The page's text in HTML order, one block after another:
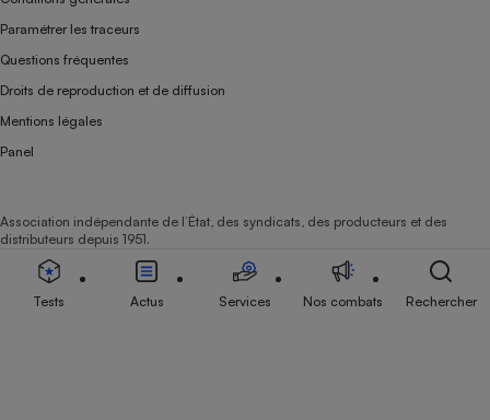
Paramétrer les traceurs
Questions fréquentes
Droits de reproduction et de diffusion
Mentions légales
Panel
Association indépendante de l’État, des syndicats, des producteurs et des
distributeurs depuis 1951.
Tests Actus Services Nos combats Rechercher